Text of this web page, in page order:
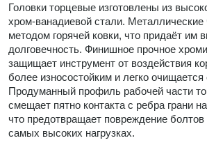
Головки торцевые изготовлены из
хром-ванадиевой стали. Металлические
методом горячей ковки, что придаёт им
долговечность. Финишное прочное
защищает инструмент от воздействия
более износостойким и легко очищается
Продуманный профиль рабочей части
смещает пятно контакта с ребра грани
что предотвращает повреждение болтов
самых высоких нагрузках.